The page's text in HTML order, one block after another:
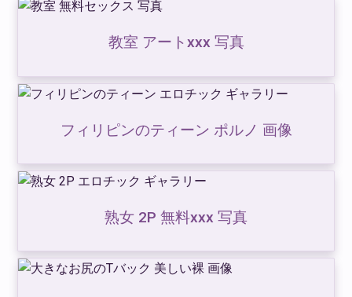
教室 アートxxx 写真
フィリピンのティーン ポルノ 画像
熟女 2P 無料xxx 写真